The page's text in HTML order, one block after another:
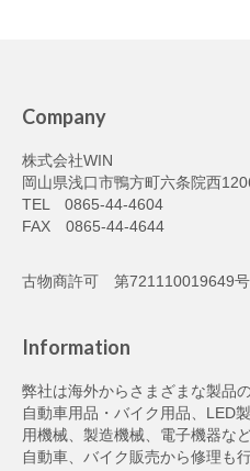
Company
株式会社WIN
岡山県浅口市鴨方町六条院西
TEL 0865-44-4604
FAX 0865-44-4644
古物商許可 第721110019649号
Information
弊社は海外からさまざまな製品
自動車用品・バイク用品、LED
用機械、製造機械、電子機器な
自動車、バイク販売から修理も